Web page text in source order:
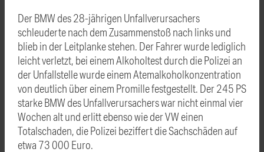
Der BMW des 28-jährigen Unfallverursachers
schleuderte nach dem Zusammenstoß nach links und
blieb in der Leitplanke stehen. Der Fahrer wurde lediglich
leicht verletzt, bei einem Alkoholtest durch die Polizei an
der Unfallstelle wurde einem Atemalkoholkonzentration
von deutlich über einem Promille festgestellt. Der 245 PS
starke BMW des Unfallverursachers war nicht einmal vier
Wochen alt und erlitt ebenso wie der VW einen
Totalschaden, die Polizei beziffert die Sachschäden auf
etwa 73 000 Euro.